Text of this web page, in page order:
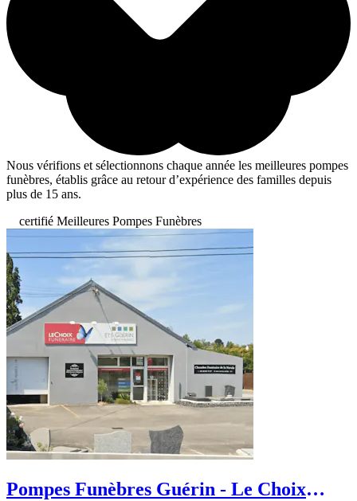
Nous vérifions et sélectionnons chaque année les meilleures pompes
funèbres, établis grâce au retour d’expérience des familles depuis
plus de 15 ans.
certifié Meilleures Pompes Funèbres
Pompes Funèbres Guérin - Le Choix